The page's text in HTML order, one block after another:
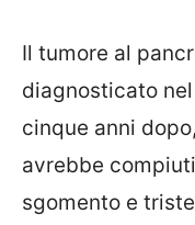
Il tumore al
diagnosticato
cinque anni
avrebbe
sgomento e